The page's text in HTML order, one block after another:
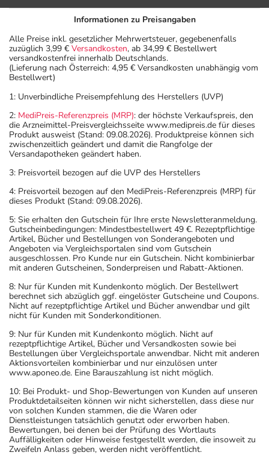
Informationen zu Preisangaben
Alle Preise inkl. gesetzlicher Mehrwertsteuer, gegebenenfalls
zuzüglich 3,99 € Versandkosten, ab 34,99 € Bestellwert
versandkostenfrei innerhalb Deutschlands.
(Lieferung nach Österreich: 4,95 € Versandkosten unabhängig vom
Bestellwert)
1: Unverbindliche Preisempfehlung des Herstellers (UVP)
2: MediPreis-Referenzpreis (MRP): der höchste Verkaufspreis, den
die Arzneimittel-Preisvergleichsseite www.medipreis.de für dieses
Produkt ausweist (Stand: 09.08.2026). Produktpreise können sich
zwischenzeitlich geändert und damit die Rangfolge der
Versandapotheken geändert haben.
3: Preisvorteil bezogen auf die UVP des Herstellers
4: Preisvorteil bezogen auf den MediPreis-Referenzpreis (MRP) für
dieses Produkt (Stand: 09.08.2026).
5: Sie erhalten den Gutschein für Ihre erste Newsletteranmeldung.
Gutscheinbedingungen: Mindestbestellwert 49 €. Rezeptpflichtige
Artikel, Bücher und Bestellungen von Sonderangeboten und
Angeboten via Vergleichsportalen sind vom Gutschein
ausgeschlossen. Pro Kunde nur ein Gutschein. Nicht kombinierbar
mit anderen Gutscheinen, Sonderpreisen und Rabatt-Aktionen.
8: Nur für Kunden mit Kundenkonto möglich. Der Bestellwert
berechnet sich abzüglich ggf. eingelöster Gutscheine und Coupons.
Nicht auf rezeptpflichtige Artikel und Bücher anwendbar und gilt
nicht für Kunden mit Sonderkonditionen.
9: Nur für Kunden mit Kundenkonto möglich. Nicht auf
rezeptpflichtige Artikel, Bücher und Versandkosten sowie bei
Bestellungen über Vergleichsportale anwendbar. Nicht mit anderen
Aktionsvorteilen kombinierbar und nur einzulösen unter
www.aponeo.de. Eine Barauszahlung ist nicht möglich.
10: Bei Produkt- und Shop-Bewertungen von Kunden auf unseren
Produktdetailseiten können wir nicht sicherstellen, dass diese nur
von solchen Kunden stammen, die die Waren oder
Dienstleistungen tatsächlich genutzt oder erworben haben.
Bewertungen, bei denen bei der Prüfung des Wortlauts
Auffälligkeiten oder Hinweise festgestellt werden, die insoweit zu
Zweifeln Anlass geben, werden nicht veröffentlicht.